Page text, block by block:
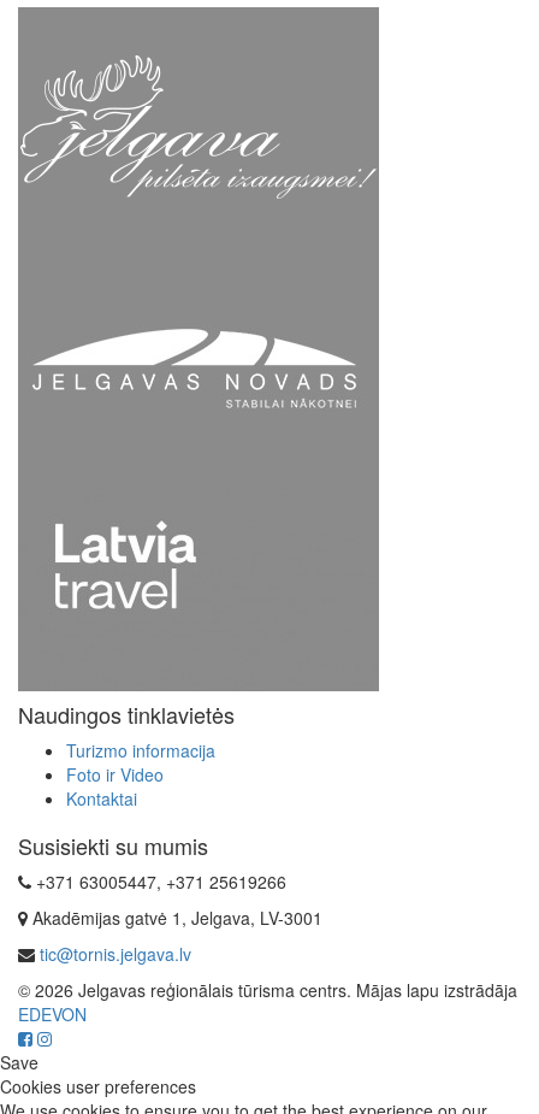
Naudingos tinklavietės
Turizmo informacija
Foto ir Video
Kontaktai
Susisiekti su mumis
+371 63005447, +371 25619266
Akadēmijas gatvė 1, Jelgava, LV-3001
tic@tornis.jelgava.lv
© 2026 Jelgavas reģionālais tūrisma centrs. Mājas lapu izstrādāja
EDEVON
Save
Cookies user preferences